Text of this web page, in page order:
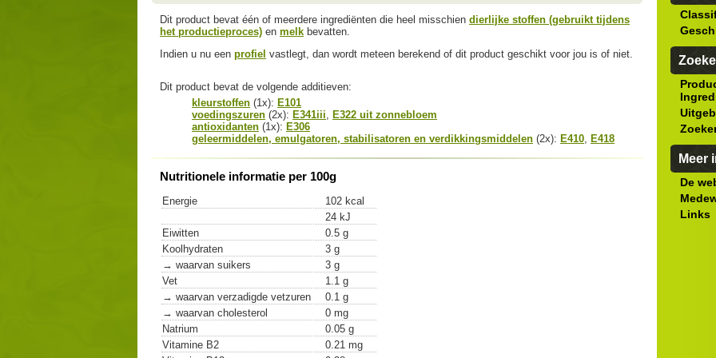
Dit product bevat één of meerdere ingrediënten die heel misschien dierlijke stoffen (gebruikt tijdens
het productieproces) en melk bevatten.
Indien u nu een profiel vastlegt, dan wordt meteen berekend of dit product geschikt voor jou is of niet.
Dit product bevat de volgende additieven:
kleurstoffen (1x): E101
voedingszuren (2x): E341iii, E322 uit zonnebloem
antioxidanten (1x): E306
geleermiddelen, emulgatoren, stabilisatoren en verdikkingsmiddelen (2x): E410, E418
Nutritionele informatie per 100g
Energie
102 kcal
24 kJ
Eiwitten
0.5 g
Koolhydraten
3 g
→ waarvan suikers
3 g
Vet
1.1 g
→ waarvan verzadigde vetzuren
0.1 g
→ waarvan cholesterol
0 mg
Natrium
0.05 g
Vitamine B2
0.21 mg
Meer
De
Links